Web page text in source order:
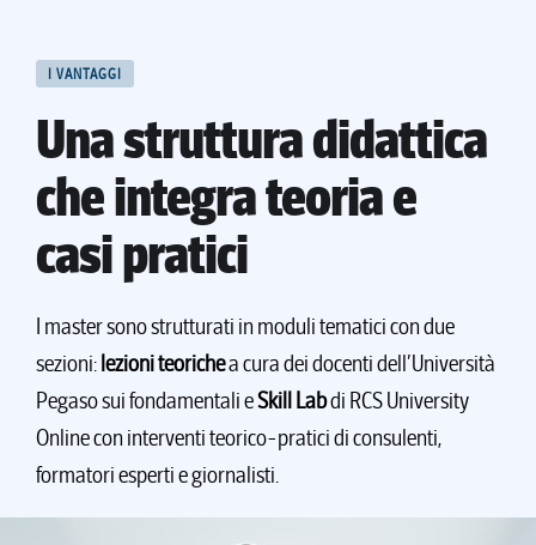
I VANTAGGI
Una struttura didattica
che integra teoria e
casi pratici
I master sono strutturati in moduli tematici con due
sezioni:lezioni teorichea cura dei docenti dell’Università
Pegaso sui fondamentali eSkill Labdi RCS University
Online con interventi teorico-pratici di consulenti,
formatori esperti e giornalisti.